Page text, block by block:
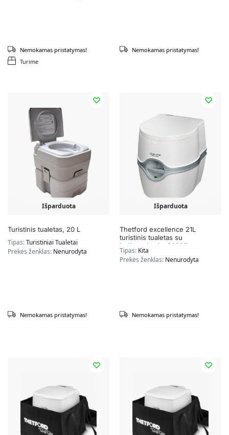
Turime
Nemokamas pristatymas! Nemokamas pristatymas!
Išparduota
Turistinis tualetas, 20 L
Tipas:Turistiniai Tualetai
Prekės ženklas: Nenurodyta
Nemokamas pristatymas!
Išparduota
Thetford excellence 21L
turistinis tualetas su
indikatoriumi – 92305
Tipas: Kita
Prekės ženklas: Nenurodyta
Nemokamas pristatymas!